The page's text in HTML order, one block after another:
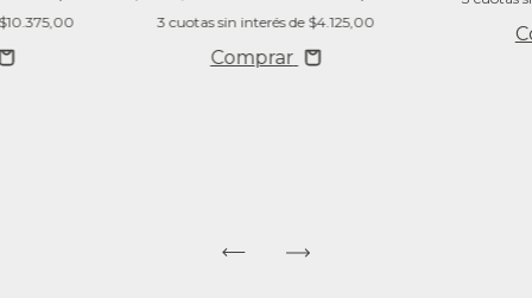
3 cuotas sin interés de $4.125,00
Comprar